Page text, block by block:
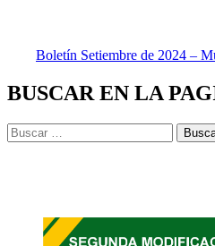
Boletín Setiembre de 2024 –
BUSCAR EN LA
Buscar: